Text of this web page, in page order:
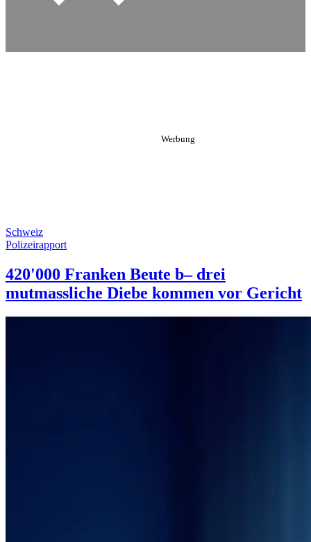
Schweiz
Polizeirapport
420'000 Franken Beute b– drei
mutmassliche Diebe kommen vor Gericht